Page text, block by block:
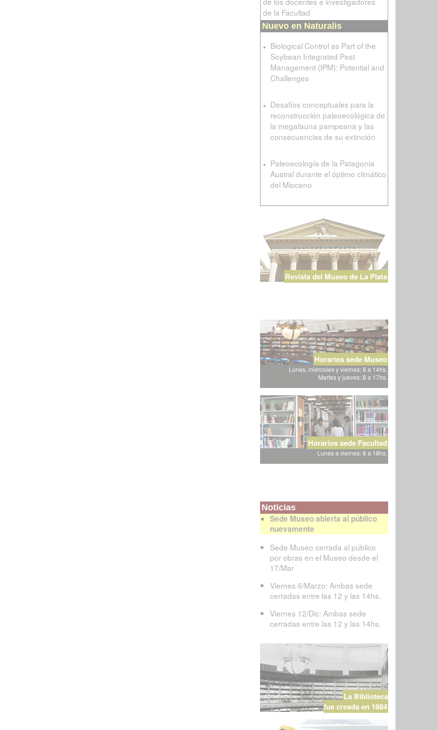
de la Facultad
Nuevo en Naturalis
Biological Control as Part of the
Soybean Integrated Pest
Management (IPM): Potential and
Challenges
Desafíos conceptuales para la
reconstrucción paleoecológica de
la megafauna pampeana y las
consecuencias de su extinción
Paleoecología de la Patagonia
Austral durante el óptimo climático
del Mioceno
Revista del Museo de La Plata
Horarios sede Museo
Lunes, miércoles y viernes: 8 a 14hs.
Martes y jueves: 8 a 17hs.
Horarios sede Facultad
Lunes a viernes: 8 a 18hs.
Noticias
Sede Museo abierta al público
nuevamente
Sede Museo cerrada al público
por obras en el Museo desde el
17/Mar
Viernes 6/Marzo: Ambas sede
cerradas entre las 12 y las 14hs.
Viernes 12/Dic: Ambas sede
cerradas entre las 12 y las 14hs.
La Biblioteca
fue creada en 1884